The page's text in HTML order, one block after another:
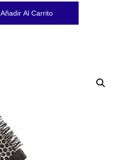
Añadir Al Carrito